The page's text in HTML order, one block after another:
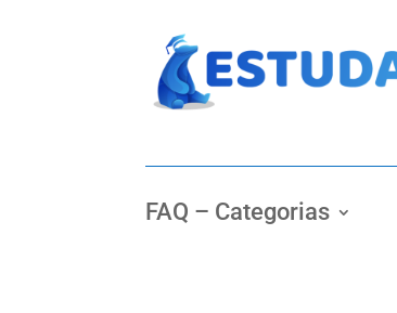
FAQ – Categorias